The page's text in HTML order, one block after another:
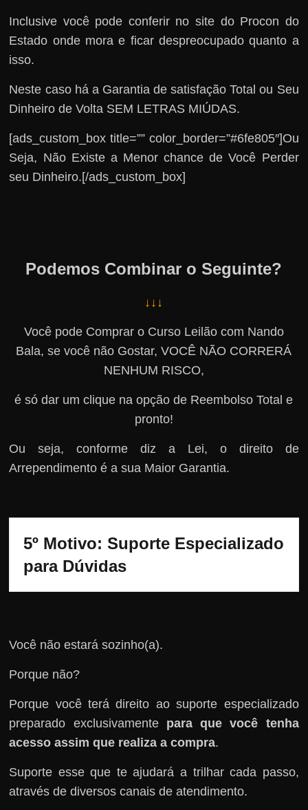
Inclusive você pode conferir no site do Procon do
Estado onde mora e ficar despreocupado quanto a
isso.
Neste caso há a Garantia de satisfação Total ou Seu
Dinheiro de Volta SEM LETRAS MIÚDAS.
[ads_custom_box title=”” color_border=”#6fe805″]Ou
Seja, Não Existe a Menor chance de Você Perder
seu Dinheiro.[/ads_custom_box]
Podemos Combinar o Seguinte?
↓↓↓
Você pode Comprar o Curso Leilão com Nando
Bala, se você não Gostar, VOCÊ NÃO CORRERÁ
NENHUM RISCO,
é só dar um clique na opção de Reembolso Total e
pronto!
Ou seja, conforme diz a Lei, o direito de
Arrependimento é a sua Maior Garantia.
5º Motivo: Suporte Especializado
para Dúvidas
Você não estará sozinho(a).
Porque não?
Porque você terá direito ao suporte especializado
preparado exclusivamente para que você tenha
acesso assim que realiza a compra.
Suporte esse que te ajudará a trilhar cada passo,
através de diversos canais de atendimento.